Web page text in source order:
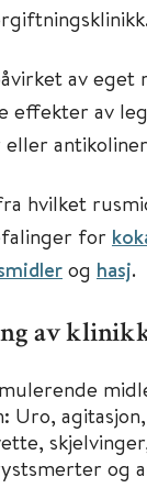
av eget
effekter av
eller
hvilket
for
og hasj.
av
Uro,
og